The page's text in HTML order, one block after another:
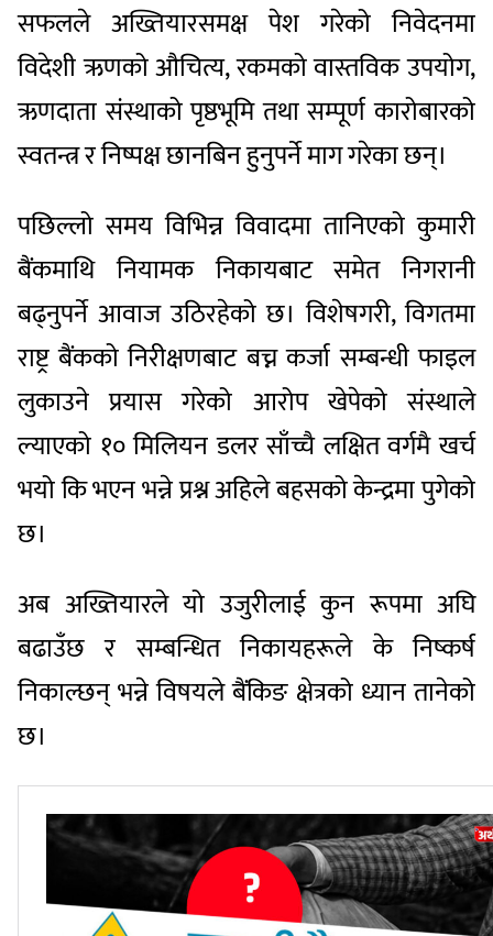
सफलले अख्तियारसमक्ष पेश गरेको निवेदनमा
विदेशी ऋणको औचित्य, रकमको वास्तविक उपयोग,
ऋणदाता संस्थाको पृष्ठभूमि तथा सम्पूर्ण कारोबारको
स्वतन्त्र र निष्पक्ष छानबिन हुनुपर्ने माग गरेका छन्।
पछिल्लो समय विभिन्न विवादमा तानिएको कुमारी
बैंकमाथि नियामक निकायबाट समेत निगरानी
बढ्नुपर्ने आवाज उठिरहेको छ। विशेषगरी, विगतमा
राष्ट्र बैंकको निरीक्षणबाट बच्न कर्जा सम्बन्धी फाइल
लुकाउने प्रयास गरेको आरोप खेपेको संस्थाले
ल्याएको १० मिलियन डलर साँच्चै लक्षित वर्गमै खर्च
भयो कि भएन भन्ने प्रश्न अहिले बहसको केन्द्रमा पुगेको
छ।
अब अख्तियारले यो उजुरीलाई कुन रूपमा अघि
बढाउँछ र सम्बन्धित निकायहरूले के निष्कर्ष
निकाल्छन् भन्ने विषयले बैंकिङ क्षेत्रको ध्यान तानेको
छ।